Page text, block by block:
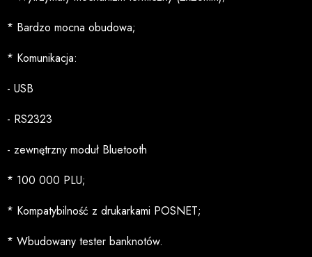
* Bardzo mocna obudowa;
* Komunikacja:
- USB
- RS2323
- zewnętrzny moduł Bluetooth
* 100 000 PLU;
* Kompatybilność z drukarkami POSNET;
* Wbudowany tester banknotów.